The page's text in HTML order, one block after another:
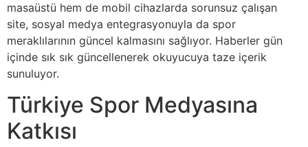
masaüstü hem de mobil cihazlarda sorunsuz çalışan
site, sosyal medya entegrasyonuyla da spor
meraklılarının güncel kalmasını sağlıyor. Haberler gün
içinde sık sık güncellenerek okuyucuya taze içerik
sunuluyor.
Türkiye Spor Medyasına
Katkısı